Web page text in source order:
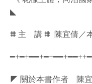
◣
⩩ 主 講 ⩩ 陳宜倩／
◤ 關於本書作者 陳